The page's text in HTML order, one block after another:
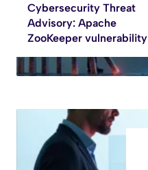
Cybersecurity Threat
Advisory: Apache
ZooKeeper vulnerability